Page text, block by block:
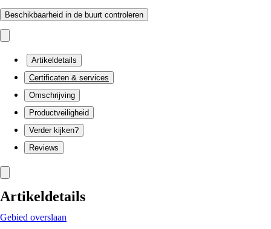
Beschikbaarheid in de buurt controleren
Artikeldetails
Certificaten & services
Omschrijving
Productveiligheid
Verder kijken?
Reviews
Artikeldetails
Gebied overslaan